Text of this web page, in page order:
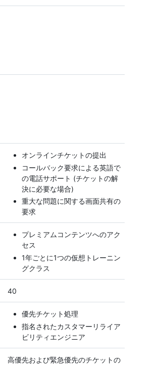
オンラインチケットの提出
コールバック要求による英語で
の電話サポート (チケットの解
決に必要な場合)
重大な問題に関する画面共有の
要求
プレミアムコンテンツへのアク
セス
1年ごとに1つの仮想トレーニン
グクラス
40
優先チケット処理
指名されたカスタマーリライア
ビリティエンジニア
高優先および緊急優先のチケットの